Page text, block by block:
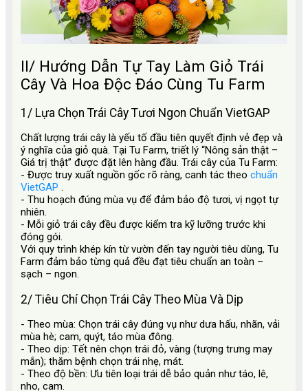
II/ Hướng Dẫn Tự Tay Làm Giỏ Trái
Cây Và Hoa Độc Đáo Cùng Tu Farm
1/ Lựa Chọn Trái Cây Tươi Ngon Chuẩn VietGAP
Chất lượng trái cây là yếu tố đầu tiên quyết định vẻ đẹp và
ý nghĩa của giỏ quà. Tại Tu Farm, triết lý “Nông sản thật –
Giá trị thật” được đặt lên hàng đầu. Trái cây của Tu Farm:
- Được truy xuất nguồn gốc rõ ràng, canh tác theo chuẩn
VietGAP .
- Thu hoạch đúng mùa vụ để đảm bảo độ tươi, vị ngọt tự
nhiên.
- Mỗi giỏ trái cây đều được kiểm tra kỹ lưỡng trước khi
đóng gói.
Với quy trình khép kín từ vườn đến tay người tiêu dùng, Tu
Farm đảm bảo từng quả đều đạt tiêu chuẩn an toàn –
sạch – ngon.
2/ Tiêu Chí Chọn Trái Cây Theo Mùa Và Dịp
- Theo mùa: Chọn trái cây đúng vụ như dưa hấu, nhãn, vải
mùa hè; cam, quýt, táo mùa đông.
- Theo dịp: Tết nên chọn trái đỏ, vàng (tượng trưng may
mắn); thăm bệnh chọn trái nhẹ, mát.
- Theo độ bền: Ưu tiên loại trái dễ bảo quản như táo, lê,
nho, cam.